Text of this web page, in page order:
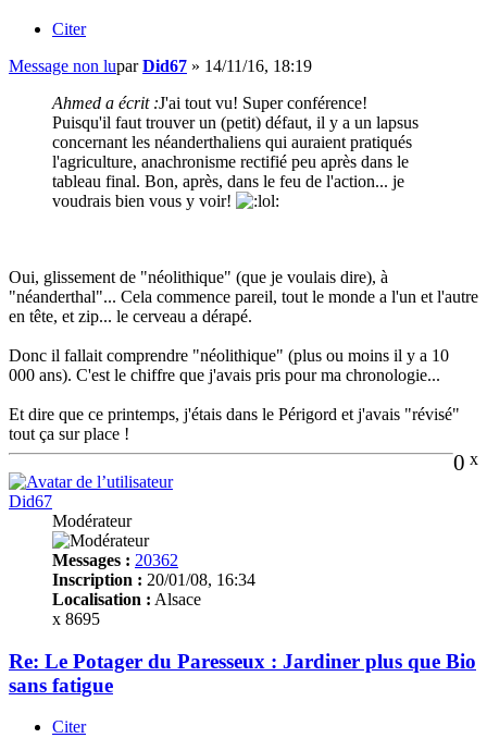
Citer
Message non luparDid67 » 14/11/16, 18:19
Ahmed a écrit :J'ai tout vu! Super conférence!
Puisqu'il faut trouver un (petit) défaut, il y a un lapsus
concernant les néanderthaliens qui auraient pratiqués
l'agriculture, anachronisme rectifié peu après dans le
tableau final. Bon, après, dans le feu de l'action... je
voudrais bien vous y voir!
Oui, glissement de "néolithique" (que je voulais dire), à
"néanderthal"... Cela commence pareil, tout le monde a l'un et l'autre
en tête, et zip... le cerveau a dérapé.
Donc il fallait comprendre "néolithique" (plus ou moins il y a 10
000 ans). C'est le chiffre que j'avais pris pour ma chronologie...
Et dire que ce printemps, j'étais dans le Périgord et j'avais "révisé"
tout ça sur place !
0 x
Did67
Modérateur
Messages : 20362
Inscription : 20/01/08, 16:34
Localisation : Alsace
x 8695
Re: Le Potager du Paresseux : Jardiner plus que Bio
sans fatigue
Citer